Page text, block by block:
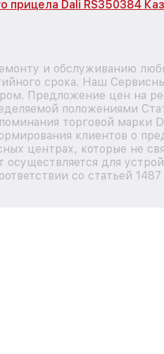
прицела Dali RS350384
и обслуживанию
срока. Наш
Предложение цен на
положениями
торговой марки
клиентов о
центрах, которые не
осуществляется для
со статьей